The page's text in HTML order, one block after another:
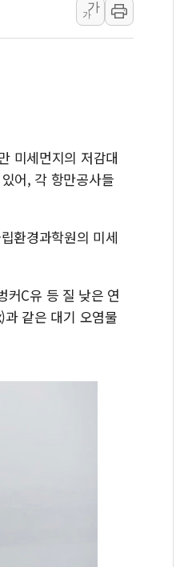
하나금융, 명동 소상공인에 '행복
'호우·산사태 주의보' 울진 시간
여야, 황희 '버스 하우스' 공방…
가
가
미세먼지의 저감대
어, 각 항만공사들
환경과학원의 미세
커C유 등 질 낮은 연
같은 대기 오염물